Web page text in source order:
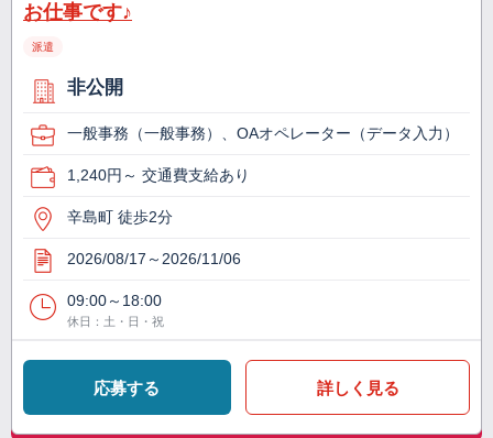
お仕事です♪
派遣
非公開
一般事務（一般事務）、OAオペレーター（データ入力）
1,240円～ 交通費支給あり
辛島町 徒歩2分
2026/08/17～2026/11/06
09:00～18:00
休日：土・日・祝
応募する 詳しく見る